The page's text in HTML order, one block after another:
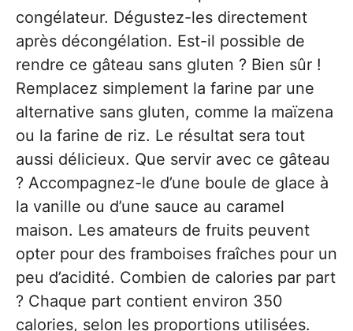
congélateur. Dégustez-les directement
après décongélation. Est-il possible de
rendre ce gâteau sans gluten ? Bien sûr !
Remplacez simplement la farine par une
alternative sans gluten, comme la maïzena
ou la farine de riz. Le résultat sera tout
aussi délicieux. Que servir avec ce gâteau
? Accompagnez-le d’une boule de glace à
la vanille ou d’une sauce au caramel
maison. Les amateurs de fruits peuvent
opter pour des framboises fraîches pour un
peu d’acidité. Combien de calories par part
? Chaque part contient environ 350
calories, selon les proportions utilisées.